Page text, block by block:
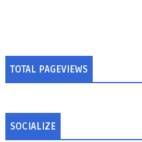
TOTAL PAGEVIEWS
SOCIALIZE